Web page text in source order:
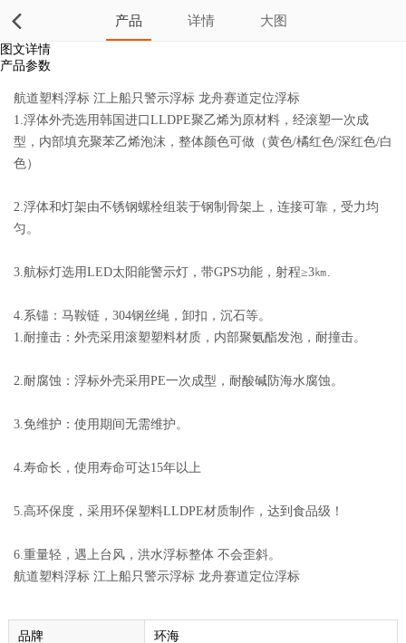
产品 详情 大图
图文详情
产品参数
航道塑料浮标 江上船只警示浮标 龙舟赛道定位浮标
1.浮体外壳选用韩国进口LLDPE聚乙烯为原材料，经滚塑一次成
型，内部填充聚苯乙烯泡沫，整体颜色可做（黄色/橘红色/深红色/白
色）
2.浮体和灯架由不锈钢螺栓组装于钢制骨架上，连接可靠，受力均
匀。
3.航标灯选用LED太阳能警示灯，带GPS功能，射程≥3㎞.
4.系锚：马鞍链，304钢丝绳，卸扣，沉石等。
1.耐撞击：外壳采用滚塑塑料材质，内部聚氨酯发泡，耐撞击。
2.耐腐蚀：浮标外壳采用PE一次成型，耐酸碱防海水腐蚀。
3.免维护：使用期间无需维护。
4.寿命长，使用寿命可达15年以上
5.高环保度，采用环保塑料LLDPE材质制作，达到食品级！
6.重量轻，遇上台风，洪水浮标整体 不会歪斜。
航道塑料浮标 江上船只警示浮标 龙舟赛道定位浮标
品牌 环海